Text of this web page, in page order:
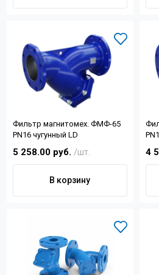
+7 (4822) 32-
info@sanar-
Фильтр магнитомех. ФМФ-65
PN16 чугунный LD
5 258.00 руб. /шт.
В корзину
4